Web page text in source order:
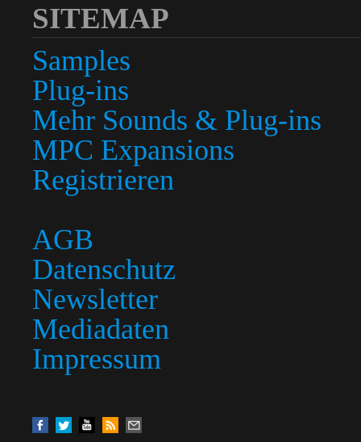
SITEMAP
Samples
Plug-ins
Mehr Sounds & Plug-ins
MPC Expansions
Registrieren
AGB
Datenschutz
Newsletter
Mediadaten
Impressum